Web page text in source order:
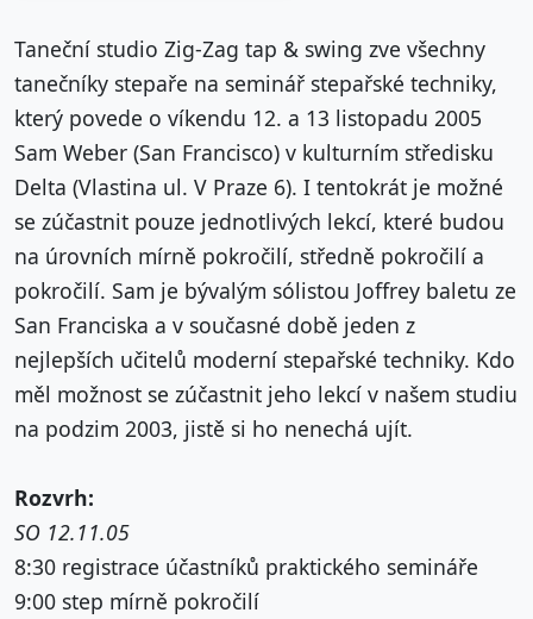
Taneční studio Zig-Zag tap & swing zve všechny
tanečníky stepaře na seminář stepařské techniky,
který povede o víkendu 12. a 13 listopadu 2005
Sam Weber (San Francisco) v kulturním středisku
Delta (Vlastina ul. V Praze 6). I tentokrát je možné
se zúčastnit pouze jednotlivých lekcí, které budou
na úrovních mírně pokročilí, středně pokročilí a
pokročilí. Sam je bývalým sólistou Joffrey baletu ze
San Franciska a v současné době jeden z
nejlepších učitelů moderní stepařské techniky. Kdo
měl možnost se zúčastnit jeho lekcí v našem studiu
na podzim 2003, jistě si ho nenechá ujít.
Rozvrh:
SO 12.11.05
8:30 registrace účastníků praktického semináře
9:00 step mírně pokročilí